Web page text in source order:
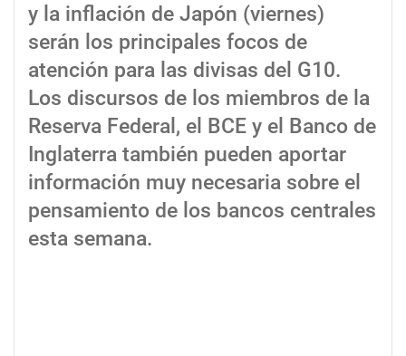
y la inflación de Japón (viernes)
serán los principales focos de
atención para las divisas del G10.
Los discursos de los miembros de la
Reserva Federal, el BCE y el Banco de
Inglaterra también pueden aportar
información muy necesaria sobre el
pensamiento de los bancos centrales
esta semana.